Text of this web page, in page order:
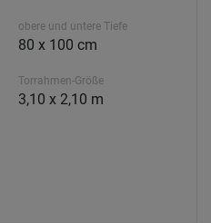
obere und untere Tiefe
80 x 100 cm
Torrahmen-Größe
3,10 x 2,10 m